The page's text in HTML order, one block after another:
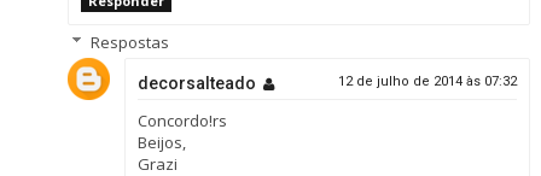
Respostas
decorsalteado 12 de julho de 2014 às 07:32
Concordo!rs
Beijos,
Grazi